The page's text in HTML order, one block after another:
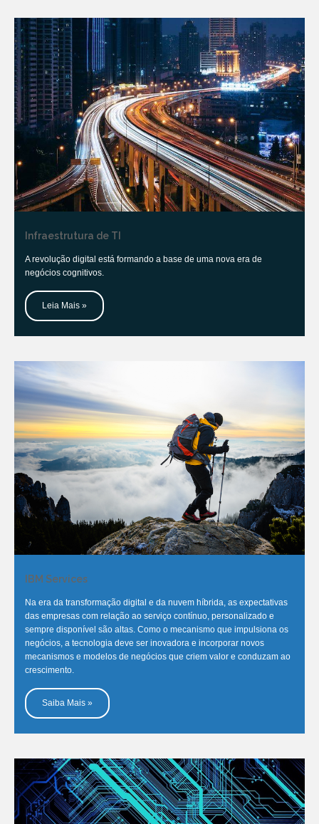
Infraestrutura de TI
A revolução digital está formando a base de uma nova era de
negócios cognitivos.
Leia Mais »
IBM Services
Na era da transformação digital e da nuvem híbrida, as expectativas
das empresas com relação ao serviço contínuo, personalizado e
sempre disponível são altas. Como o mecanismo que impulsiona os
negócios, a tecnologia deve ser inovadora e incorporar novos
mecanismos e modelos de negócios que criem valor e conduzam ao
crescimento.
Saiba Mais »